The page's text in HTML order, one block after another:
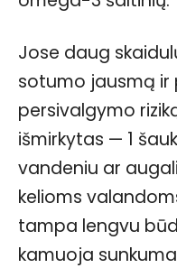
Jose daug
sotumo jausmą
persivalgymo
išmirkytas — 1
vandeniu ar
kelioms
tampa lengvu
kamuoja